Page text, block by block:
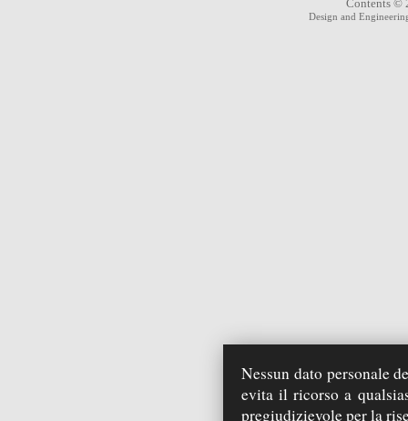
Contents ©
Design and
Nessun dato personale
evita il ricorso a
pregiudizievole per la